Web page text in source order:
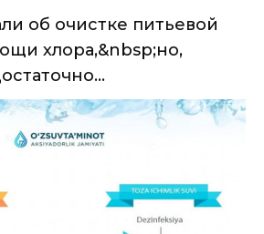
об очистке питьевой
хлора,&nbsp;но,